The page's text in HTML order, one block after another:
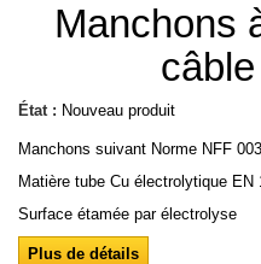
Manchons
État : Nouveau produit
Manchons suivant Norme NFF
Matière tube Cu électrolytique EN
Surface étamée par électrolyse
Plus de détails